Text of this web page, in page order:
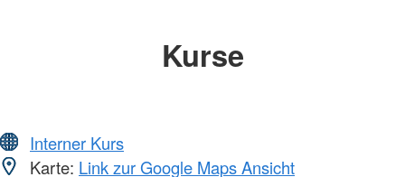
Kurse
Interner Kurs
Karte: Link zur Google Maps Ansicht